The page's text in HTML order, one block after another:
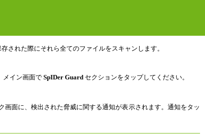
された際にそれら全てのファイルをスキャンします。
メイン画面で SpIDer Guard セクションをタップしてください。
面に、検出された脅威に関する通知が表示されます。通知をタッ